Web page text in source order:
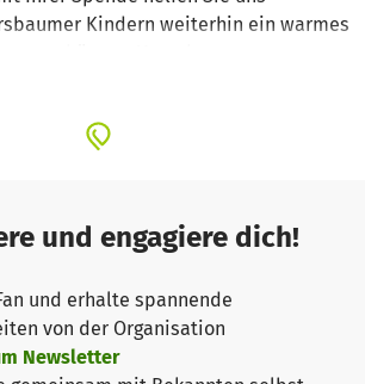
Kindern weiterhin ein warmes
DANK!
und engagiere dich!
und erhalte spannende
von der Organisation
Newsletter